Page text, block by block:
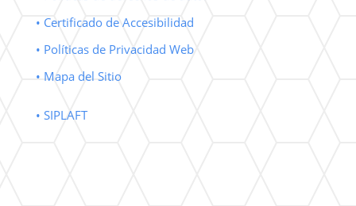
• Certificado de Accesibilidad
• Políticas de Privacidad Web
• Mapa del Sitio
• SIPLAFT